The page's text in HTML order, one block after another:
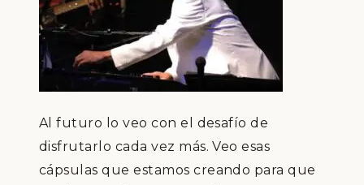
Al futuro lo veo con el desafío de
disfrutarlo cada vez más. Veo esas
cápsulas que estamos creando para que